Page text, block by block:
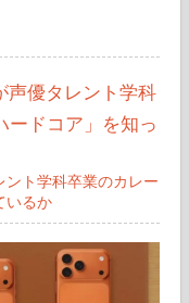
ント学科卒業のカレー
いるか